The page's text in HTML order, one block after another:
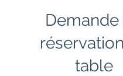
Demande
table